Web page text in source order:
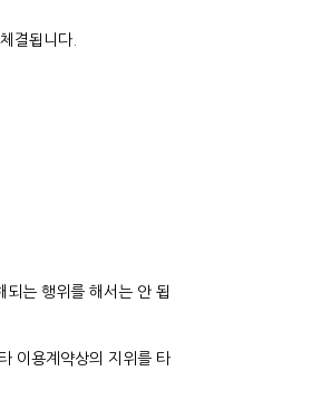
결됩니다.
는 행위를 해서는 안 됩
이용계약상의 지위를 타